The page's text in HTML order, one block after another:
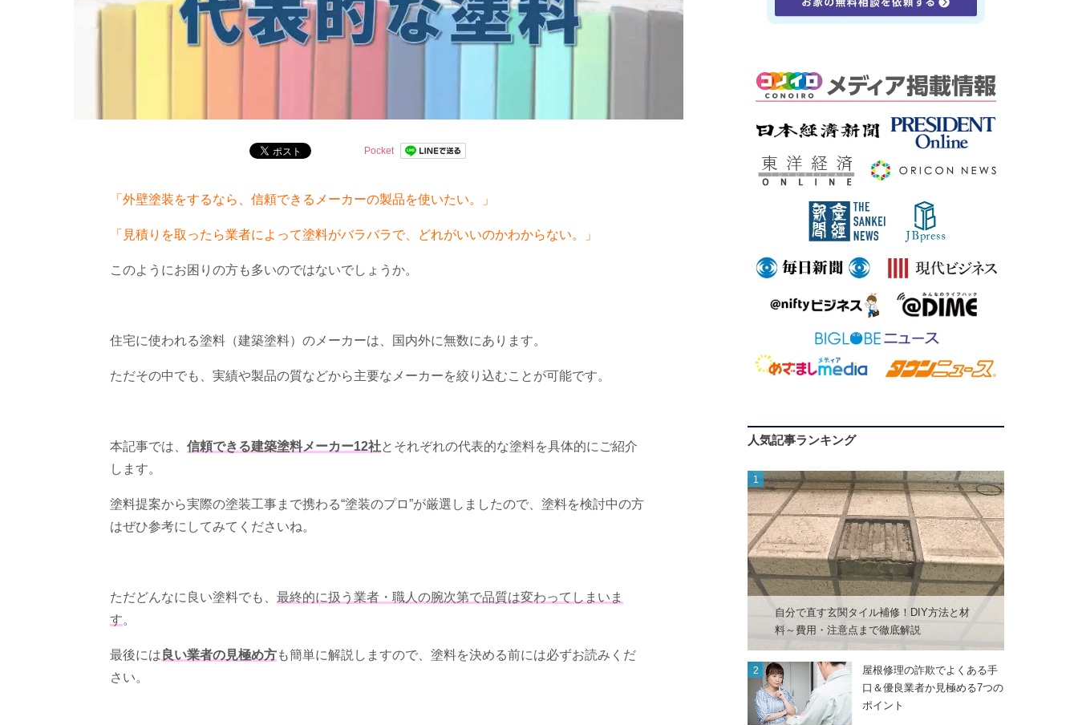
Pocket
「外壁塗装をするなら、信頼できるメーカーの製品を使いたい。」
「見積りを取ったら業者によって塗料がバラバラで、どれがいいのかわからない。」
このようにお困りの方も多いのではないでしょうか。
住宅に使われる塗料（建築塗料）のメーカーは、国内外に無数にあります。
ただその中でも、実績や製品の質などから主要なメーカーを絞り込むことが可能です。
本記事では、 信頼できる建築塗料メーカー12社とそれぞれの代表的な塗料を具体的にご紹介
します。
塗料提案から実際の塗装工事まで携わる“塗装のプロ”が厳選しましたので、塗料を検討中の方
はぜひ参考にしてみてくださいね。
ただどんなに良い塗料でも、 最終的に扱う業者・職人の腕次第で品質は変わってしまいま
す。
最後には 良い業者の見極め方も簡単に解説しますので、塗料を決める前には必ずお読みくだ
さい。
人気記事ランキング
自分で直す玄関タイル補修！DIY方法と材
料～費用・注意点まで徹底解説
屋根修理の詐欺でよくある手
口＆優良業者か見極める7つの
ポイント